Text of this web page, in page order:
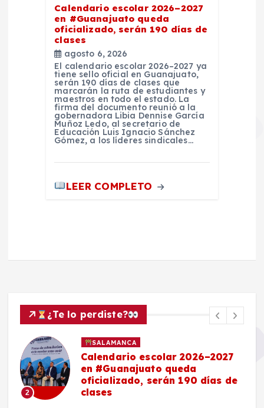
Calendario escolar 2026–2027
en #Guanajuato queda
oficializado, serán 190 días de
clases
agosto 6, 2026
El calendario escolar 2026–2027 ya
tiene sello oficial en Guanajuato,
serán 190 días de clases que
marcarán la ruta de estudiantes y
maestros en todo el estado. La
firma del documento reunió a la
gobernadora Libia Dennise García
Muñoz Ledo, al secretario de
Educación Luis Ignacio Sánchez
Gómez, a los líderes sindicales…
LEER COMPLETO
¿Te lo perdiste?
2
SALAMANCA
Calendario escolar 2026–2027
en #Guanajuato queda
oficializado, serán 190 días de
clases